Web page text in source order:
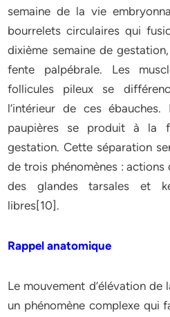
semaine de la vie
bourrelets circulaires qui
dixième semaine de
fente palpébrale. Les
follicules pileux se
l’intérieur de ces
paupières se produit à la
gestation. Cette séparation
de trois phénomènes :
des glandes tarsales et
libres[10].
Rappel anatomique
Le mouvement d’élévation de
un phénomène complexe qui